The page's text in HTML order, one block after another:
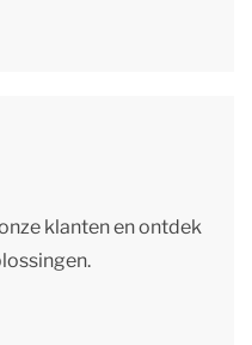
klanten en ontdek